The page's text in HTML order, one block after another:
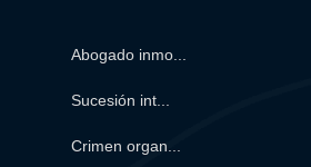
Abogado inmo...
Sucesión int...
Crimen organ...